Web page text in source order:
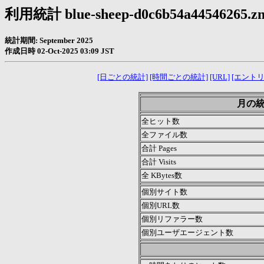
利用統計 blue-sheep-
統計期間: September 2025
作成日時 02-Oct-2025 03:09 JST
[日ごとの統計] [時間ごとの統計] [URL] [エント
月の
全ヒット数
全ファイル数
合計 Pages
合計 Visits
全 KBytes数
個別サイト数
個別URL数
個別リファラー数
個別ユーザエージェント数